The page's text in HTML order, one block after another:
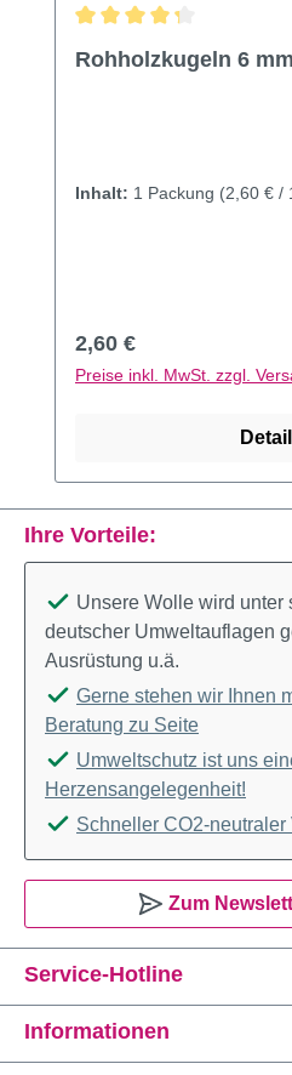
Rohholzkugeln 6
Inhalt: 1 Packung (2,60 € /
Regulärer Preis:
2,60 €
Preise inkl. MwSt. zzgl.
Service-Hotline
Informationen
Ihre Vorteile:
Unsere Wolle wird unter
deutscher Umweltauflagen
Ausrüstung u.ä.
Gerne stehen wir Ihnen
Beratung zu Seite
Umweltschutz ist uns
Herzensangelegenheit!
Schneller CO2-neutraler
Zum